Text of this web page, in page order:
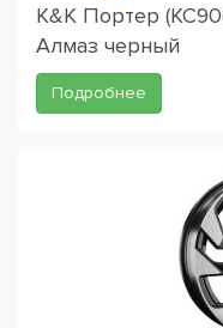
K&K Портер
Алмаз черный
Подробнее